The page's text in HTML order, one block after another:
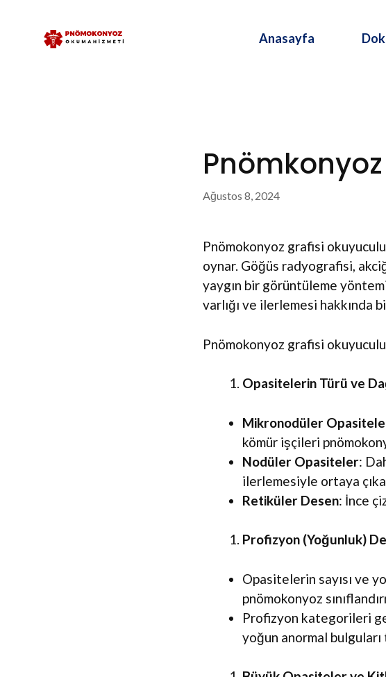
Anasayfa
Ağustos 8, 2024
Pnömokonyoz grafisi
oynar. Göğüs radyografisi,
yaygın bir görüntüleme
varlığı ve ilerlemesi hakkında
Pnömokonyoz grafisi
Opasitelerin Türü ve
Mikronodüler
kömür işçileri
Nodüler Opasiteler:
ilerlemesiyle ortaya
Retiküler Desen: İnce
Profizyon (Yoğunluk)
Opasitelerin sayısı ve
pnömokonyoz
Profizyon kategorileri
yoğun anormal bulguları